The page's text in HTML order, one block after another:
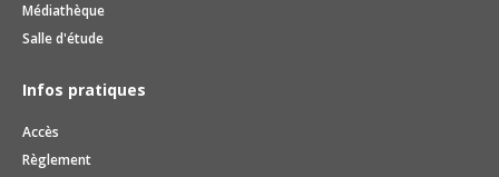
Médiathèque
Salle d'étude
Infos pratiques
Accès
Règlement